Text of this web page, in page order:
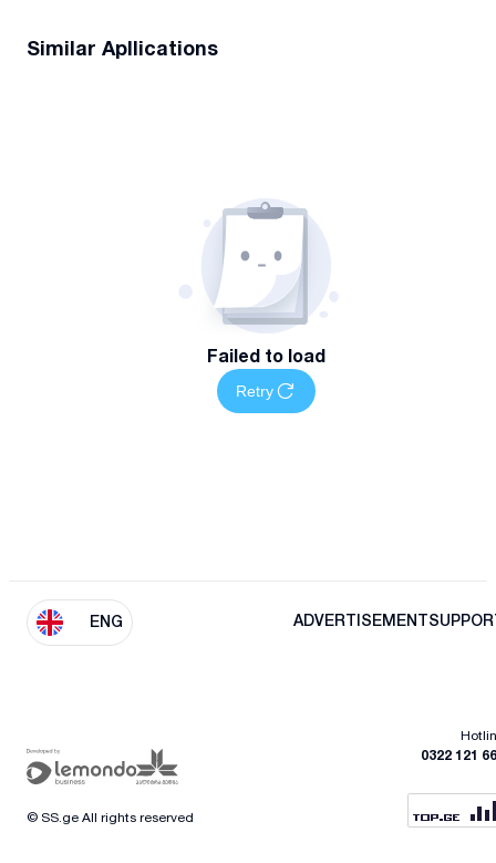
Similar Apllications
Failed to load
Retry
ENG ADVERTISEMENT
0322 121
© SS.ge All rights reserved